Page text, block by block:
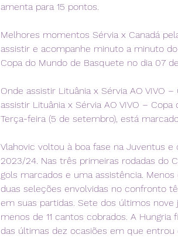
amenta para 15 pontos.
Melhores momentos Sérvia x Canadá
assistir e acompanhe minuto a minuto
Copa do Mundo de Basquete no dia 07
Onde assistir Lituânia x Sérvia AO VIVO
assistir Lituânia x Sérvia AO VIVO –
Terça-feira (5 de setembro), está
Vlahovic voltou à boa fase na Juventus
2023/24. Nas três primeiras rodadas do
gols marcados e uma assistência.
duas seleções envolvidas no confronto
em suas partidas. Sete dos últimos
menos de 11 cantos cobrados. A
das últimas dez ocasiões em que